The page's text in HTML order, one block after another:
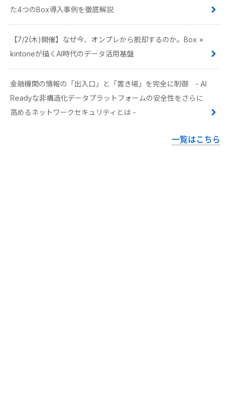
た4つのBox導入事例を徹底解説
【7/2(木)開催】なぜ今、オンプレから脱却するのか。Box ×
kintoneが描くAI時代のデータ活用基盤
金融機関の情報の「出入口」と「置き場」を完全に制御 - AI
Readyな非構造化データプラットフォームの安全性をさらに
高めるネットワークセキュリティとは -
一覧はこちら